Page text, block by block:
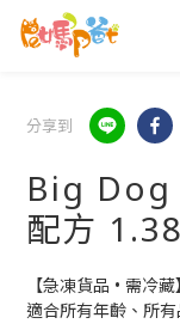
分享到
Big Dog
配方
【急凍貨品 • 需冷藏】
適合所有年齡、所